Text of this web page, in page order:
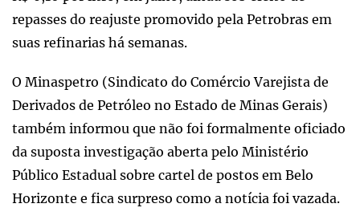
repasses do reajuste promovido pela Petrobras em
suas refinarias há semanas.
O Minaspetro (Sindicato do Comércio Varejista de
Derivados de Petróleo no Estado de Minas Gerais)
também informou que não foi formalmente oficiado
da suposta investigação aberta pelo Ministério
Público Estadual sobre cartel de postos em Belo
Horizonte e fica surpreso como a notícia foi vazada.